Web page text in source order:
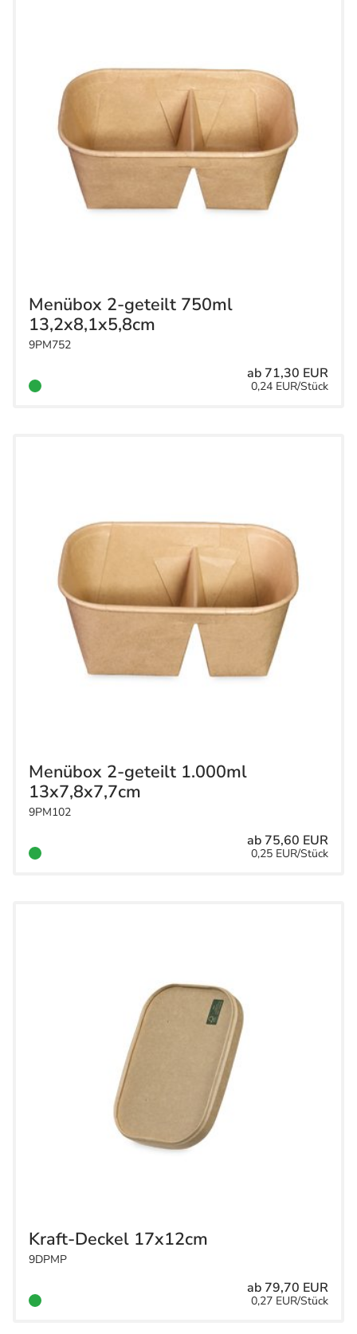
Menübox 2-geteilt 750ml
13,2x8,1x5,8cm
9PM752
ab 71,30 EUR
0,24 EUR/Stück
Menübox 2-geteilt 1.000ml
13x7,8x7,7cm
9PM102
ab 75,60 EUR
0,25 EUR/Stück
Kraft-Deckel 17x12cm
9DPMP
ab 79,70 EUR
0,27 EUR/Stück